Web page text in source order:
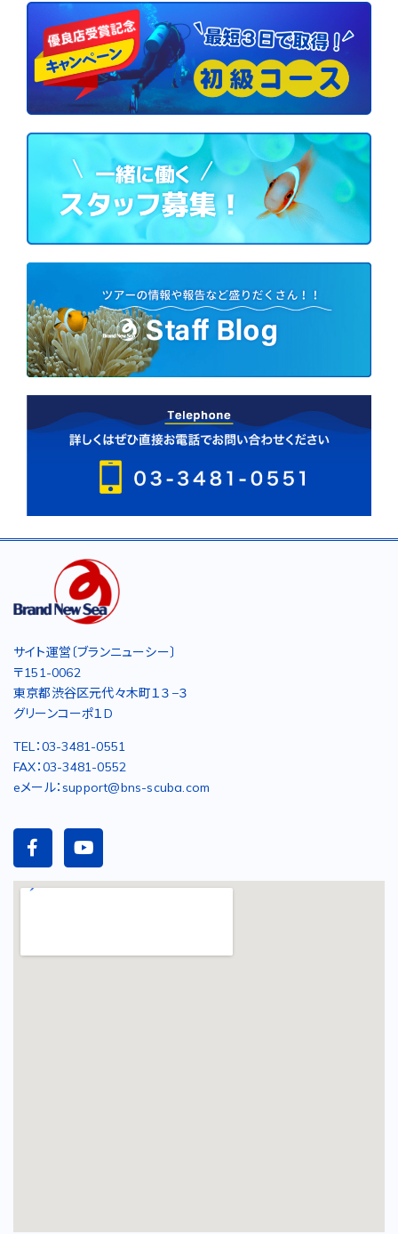
サイト運営〔ブランニューシー〕
〒151-0062
東京都渋谷区元代々木町１３−３
グリーンコーポ１D
TEL：03-3481-0551
FAX：03-3481-0552
eメール：support@bns-scuba.com